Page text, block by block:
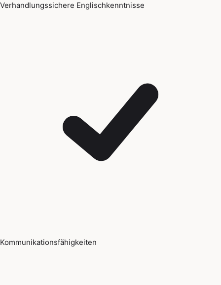
Verhandlungssichere Englischkenntnisse
Kommunikationsfähigkeiten